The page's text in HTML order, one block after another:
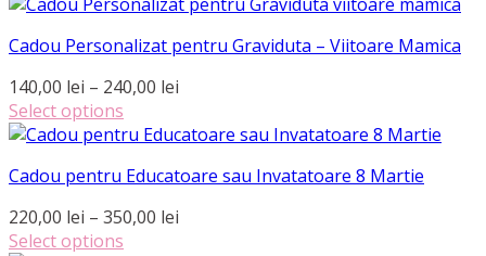
produsului.
pot
fi
în
pagina
produsului.
până
are
mai
multe
variații.
Opțiunile
pot
alese
în
Cadou Personalizat pentru Graviduta – Viitoare Mamica
140,00 lei – 240,00 lei
prețuri:
până
Select options
Acest
are
mai
multe
Cadou pentru Educatoare sau Invatatoare 8 Martie
220,00 lei – 350,00 lei
Select options